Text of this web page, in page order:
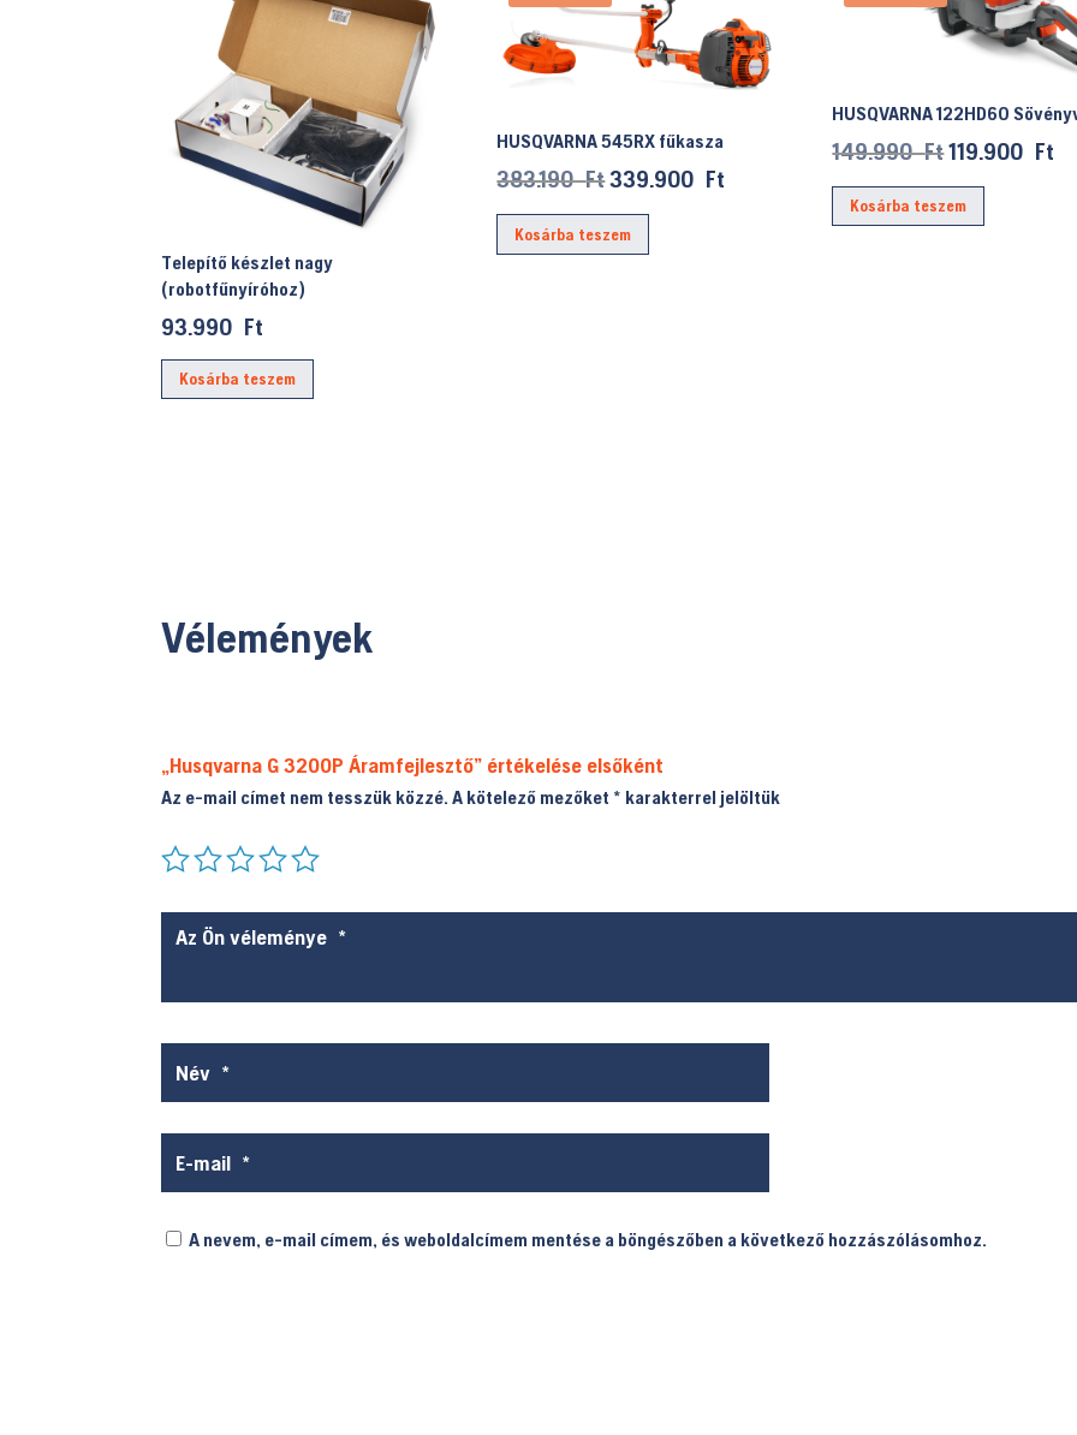
Telepítő készlet nagy
(robotfűnyíróhoz)
93.990 Ft
Kosárba teszem
HUSQVARNA 545RX fűkasza
383.190FtOriginal
price
was:
339.900 Ft
Kosárba teszem
HUSQVARNA 122HD60
149.990FtOriginal
price
was:
119.900 Ft
Kosárba teszem
Vélemények
„Husqvarna G 3200P Áramfejlesztő” értékelése elsőként
Az e-mail címet nem tesszük közzé. A kötelező mezőket * karakterrel jelöltük
A nevem, e-mail címem, és weboldalcímem mentése a böngészőben a következő hozzászólásomhoz.